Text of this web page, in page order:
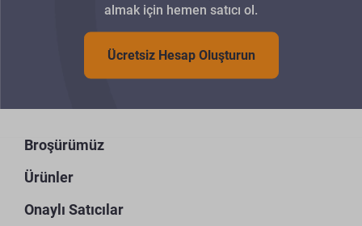
almak için hemen satıcı ol.
Ücretsiz Hesap Oluşturun
Broşürümüz
Ürünler
Onaylı Satıcılar